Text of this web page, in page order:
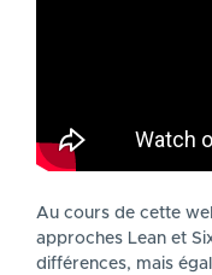
DESCRIPTION
Au cours de cette
approches Lean et
différences, mais